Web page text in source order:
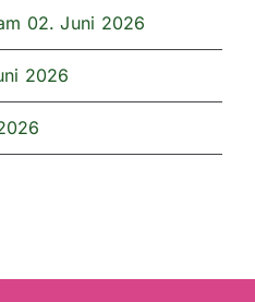
02. Juni 2026
2026